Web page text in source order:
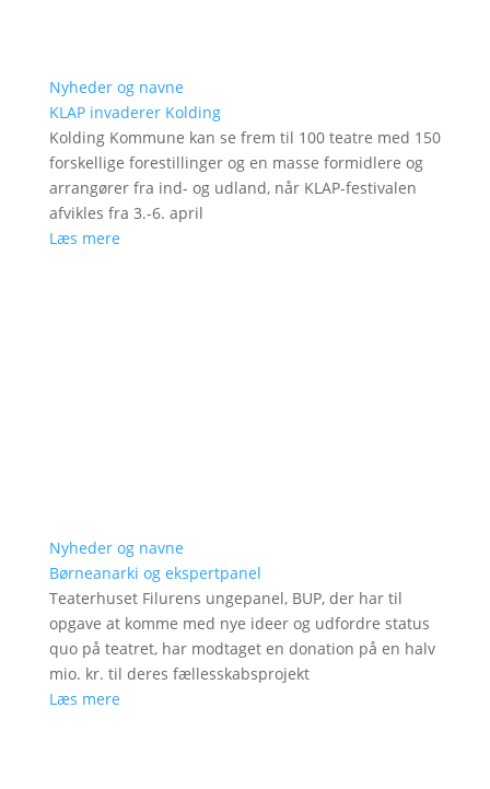
Nyheder og navne
KLAP invaderer Kolding
Kolding Kommune kan se frem til 100 teatre med 150
forskellige forestillinger og en masse formidlere og
arrangører fra ind- og udland, når KLAP-festivalen
afvikles fra 3.-6. april
Læs mere
Nyheder og navne
Børneanarki og ekspertpanel
Teaterhuset Filurens ungepanel, BUP, der har til
opgave at komme med nye ideer og udfordre status
quo på teatret, har modtaget en donation på en halv
mio. kr. til deres fællesskabsprojekt
Læs mere